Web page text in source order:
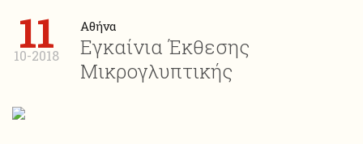
11
10-2018
Αθήνα
Εγκαίνια Έκθεσης
Μικρογλυπτικής